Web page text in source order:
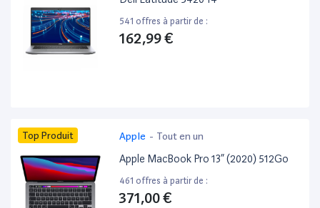
541 offres à partir de :
162,99 €
Top Produit Apple - Tout en un
Apple MacBook Pro 13” (2020) 512Go
461 offres à partir de :
371,00 €